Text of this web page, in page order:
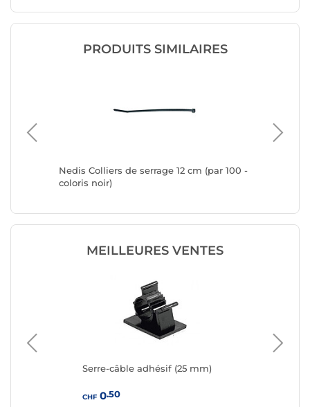
PRODUITS SIMILAIRES
Nedis Colliers de serrage 12 cm (par 100 -
coloris noir)
MEILLEURES VENTES
Serre-câble adhésif (25 mm)
CHF0.50